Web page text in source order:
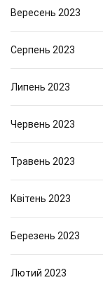
Вересень 2023
Серпень 2023
Липень 2023
Червень 2023
Травень 2023
Квітень 2023
Березень 2023
Лютий 2023